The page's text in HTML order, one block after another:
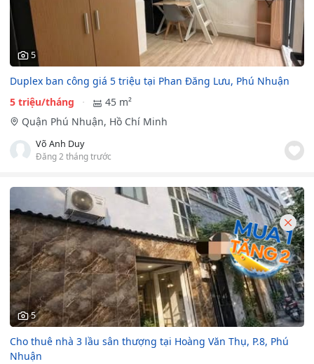
5
Duplex ban công giá 5 triệu tại Phan Đăng Lưu, Phú Nhuận
5 triệu/tháng
45 m²
Quận Phú Nhuận, Hồ Chí Minh
Võ Anh Duy
Đăng 2 tháng trước
5
Cho thuê nhà 3 lầu sân thượng tại Hoàng Văn Thụ, P.8, Phú
Nhuận